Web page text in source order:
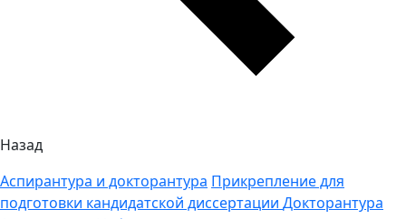
Назад
Аспирантура и докторантура Прикрепление для
подготовки кандидатской диссертации Докторантура